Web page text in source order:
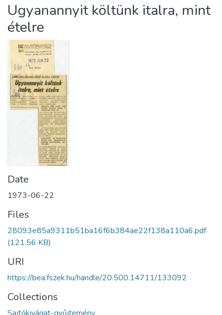
About us
Ugyanannyit költünk italra, mint
ételre
Date
1973-06-22
Files
28093e85a9311b51ba16f6b384ae22f138a110a6.pdf
(121.56 KB)
URI
https://bea.fszek.hu/handle/20.500.14711/133092
Collections